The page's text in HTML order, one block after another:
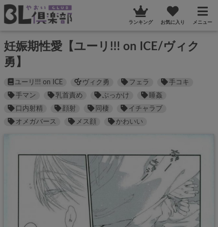
ランキング お気に入り メニュー
妊娠期性愛【ユーリ!!! on ICE/ヴィク
勇】
ユーリ!!! on ICE ヴィク勇 フェラ
手コキ
手マン
乳首責め ぶっかけ
睡姦
口内射精
顔射 同棲
イチャラブ
オメガバース
メス顔 かわいい